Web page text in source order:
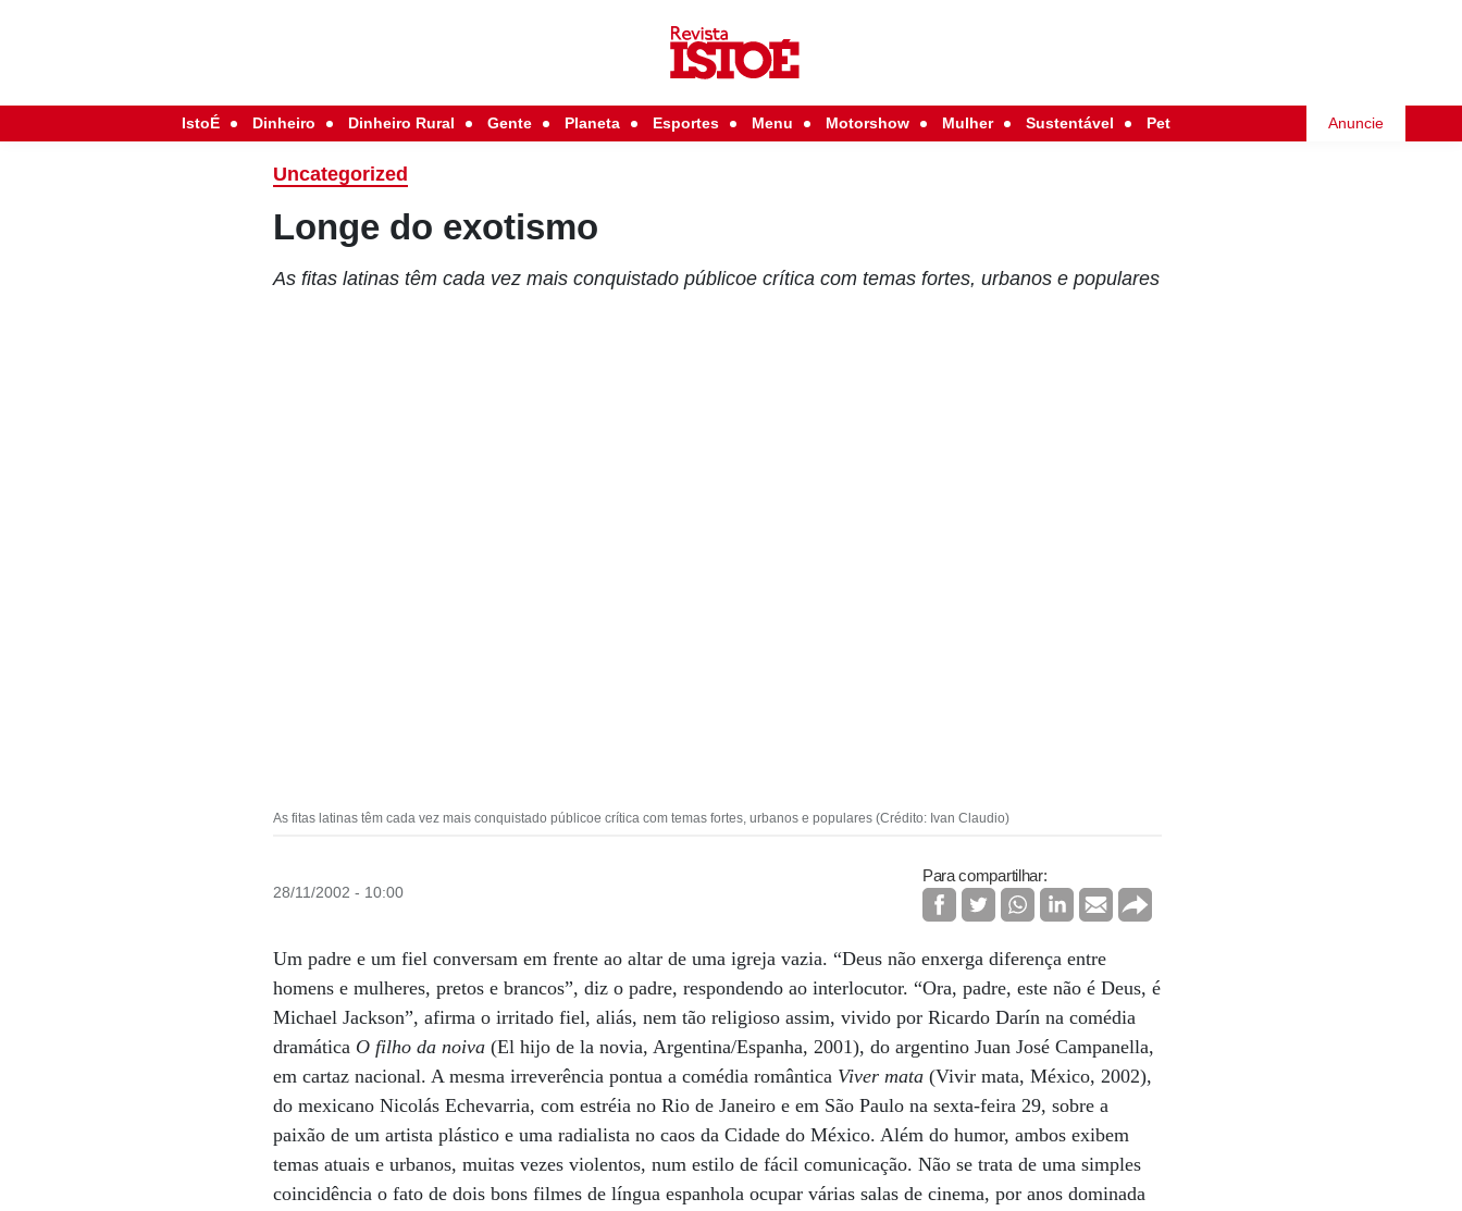
IstoÉ Dinheiro Dinheiro Rural Gente Planeta Esportes Menu Motorshow Mulher Sustentável Pet Anuncie
Uncategorized
Longe do exotismo
As fitas latinas têm cada vez mais conquistado públicoe crítica com temas fortes, urbanos e populares
As fitas latinas têm cada vez mais conquistado públicoe crítica com temas fortes, urbanos e populares (Crédito: Ivan Claudio)
28/11/2002 - 10:00
Para compartilhar:
Um padre e um fiel conversam em frente ao altar de uma igreja vazia. “Deus não enxerga diferença entre
homens e mulheres, pretos e brancos”, diz o padre, respondendo ao interlocutor. “Ora, padre, este não é Deus, é
Michael Jackson”, afirma o irritado fiel, aliás, nem tão religioso assim, vivido por Ricardo Darín na comédia
dramática O filho da noiva (El hijo de la novia, Argentina/Espanha, 2001), do argentino Juan José Campanella,
em cartaz nacional. A mesma irreverência pontua a comédia romântica Viver mata (Vivir mata, México, 2002),
do mexicano Nicolás Echevarria, com estréia no Rio de Janeiro e em São Paulo na sexta-feira 29, sobre a
paixão de um artista plástico e uma radialista no caos da Cidade do México. Além do humor, ambos exibem
temas atuais e urbanos, muitas vezes violentos, num estilo de fácil comunicação. Não se trata de uma simples
coincidência o fato de dois bons filmes de língua espanhola ocupar várias salas de cinema, por anos dominada